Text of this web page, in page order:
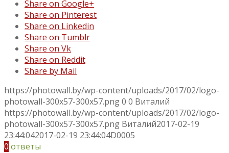
Share on Google+
Share on Pinterest
Share on Linkedin
Share on Tumblr
Share on Vk
Share on Reddit
Share by Mail
https://photowall.by/wp-content/uploads/2017/02/logo-
photowall-300x57-300x57.png0 0 Виталий
https://photowall.by/wp-content/uploads/2017/02/logo-
photowall-300x57-300x57.png Виталий2017-02-19
23:44:042017-02-19 23:44:04D0005
0 ответы